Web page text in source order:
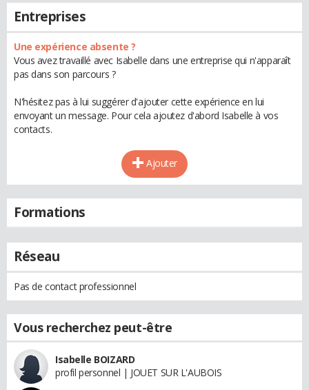
Entreprises
Une expérience absente ?
Vous avez travaillé avec Isabelle dans une entreprise qui n'apparaît
pas dans son parcours ?
N'hésitez pas à lui suggérer d'ajouter cette expérience en lui
envoyant un message. Pour cela ajoutez d'abord Isabelle à vos
contacts.
Ajouter
Formations
Réseau
Pas de contact professionnel
Vous recherchez peut-être
Isabelle BOIZARD
profil personnel | JOUET SUR L'AUBOIS